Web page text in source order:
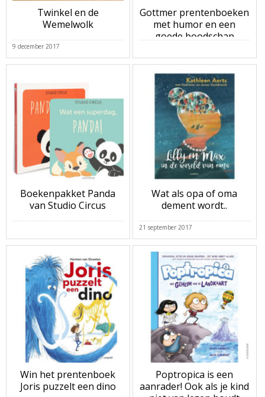
Twinkel en de
Wemelwolk
9 december 2017
Gottmer prentenboeken
met humor en een
goede boodschap
Boekenpakket Panda
van Studio Circus
Wat als opa of oma
dement wordt..
21 september 2017
Win het prentenboek
Joris puzzelt een dino
Poptropica is een
aanrader! Ook als je kind